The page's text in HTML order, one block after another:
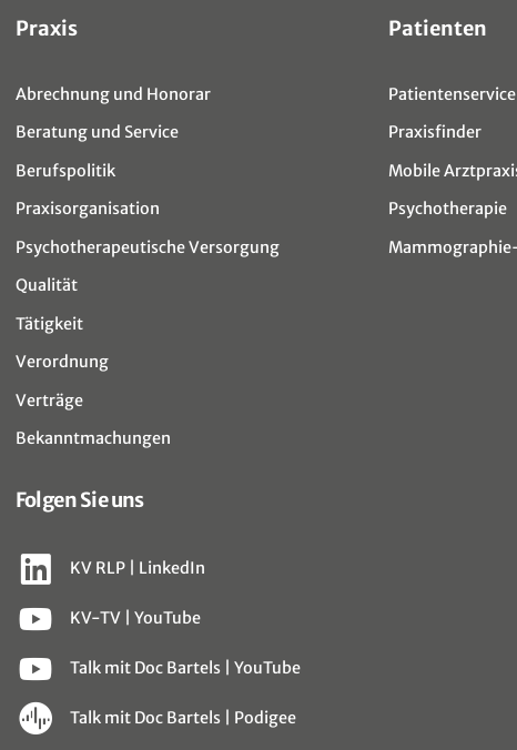
Sitemap
Praxis
Abrechnung und Honorar
Beratung und Service
Berufspolitik
Praxisorganisation
Psychotherapeutische Versorgung
Qualität
Tätigkeit
Verordnung
Verträge
Bekanntmachungen
Patienten
Patientenservice
Praxisfinder
Mobile
Psychotherapie
Folgen Sie uns
KV RLP | LinkedIn
KV-TV | YouTube
Talk mit Doc Bartels | YouTube
Talk mit Doc Bartels | Podigee